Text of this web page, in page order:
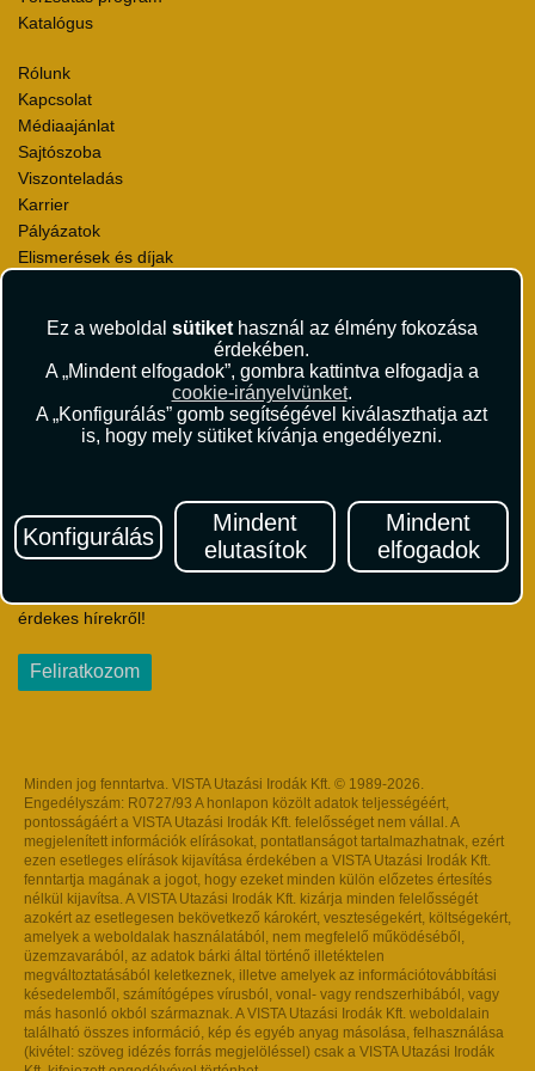
Ez a weboldal sütikethasznál az élmény fokozása
érdekében.
A „Mindent elfogadok”, gombra kattintva elfogadja a
cookie-irányelvünket.
A „Konfigurálás” gomb segítségével kiválaszthatja azt
is, hogy mely sütiket kívánja engedélyezni.
Konfigurálás
Mindent
elutasítok
Mindent
elfogadok
Katalógus
Rólunk
Kapcsolat
Médiaajánlat
Sajtószoba
Viszonteladás
Karrier
Pályázatok
Elismerések és díjak
Utazási Csomag Szerződési Feltételek
Útlemondás-biztosítás Szerződési Feltételek
Utasbiztosítás Szerződési Feltételek
Repülőjegy Szerződési Feltételek
Adatvédelem
Hírlevél
Iratkozzon fel Magyarország egyik legszínesebb utazási
érdekes hírekről!
Feliratkozom
Minden jog fenntartva. VISTA Utazási Irodák Kft. © 1989-2026.
Engedélyszám: R0727/93 A honlapon közölt adatok teljességéért,
pontosságáért a VISTA Utazási Irodák Kft. felelősséget nem vállal. A
megjelenített információk elírásokat, pontatlanságot tartalmazhatnak, ezért
ezen esetleges elírások kijavítása érdekében a VISTA Utazási Irodák Kft.
fenntartja magának a jogot, hogy ezeket minden külön előzetes értesítés
nélkül kijavítsa. A VISTA Utazási Irodák Kft. kizárja minden felelősségét
azokért az esetlegesen bekövetkező károkért, veszteségekért, költségekért,
amelyek a weboldalak használatából, nem megfelelő működéséből,
üzemzavarából, az adatok bárki által történő illetéktelen
megváltoztatásából keletkeznek, illetve amelyek az információtovábbítási
késedelemből, számítógépes vírusból, vonal- vagy rendszerhibából, vagy
más hasonló okból származnak. A VISTA Utazási Irodák Kft. weboldalain
található összes információ, kép és egyéb anyag másolása, felhasználása
(kivétel: szöveg idézés forrás megjelöléssel) csak a VISTA Utazási Irodák